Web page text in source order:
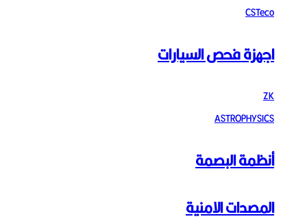
CSTeco
اجهزة فحص السيارات
ZK
ASTROPHYSICS
أنظمة البصمة
المصدات الامنية